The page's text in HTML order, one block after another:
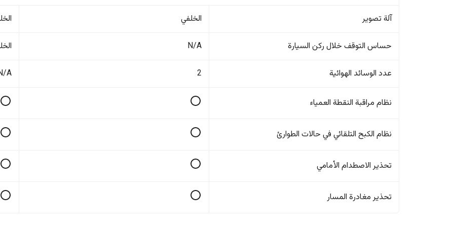
آلة تصوير الخلفي
حساس التوقف خلال ركن السيارة N/A
عدد الوسائد الهوائية 2
A
نظام مراقبة النقطة العمياء
نظام الكبح التلقائي في حالات الطوارئ
تحذير الاصطدام الأمامي
تحذير مغادرة المسار